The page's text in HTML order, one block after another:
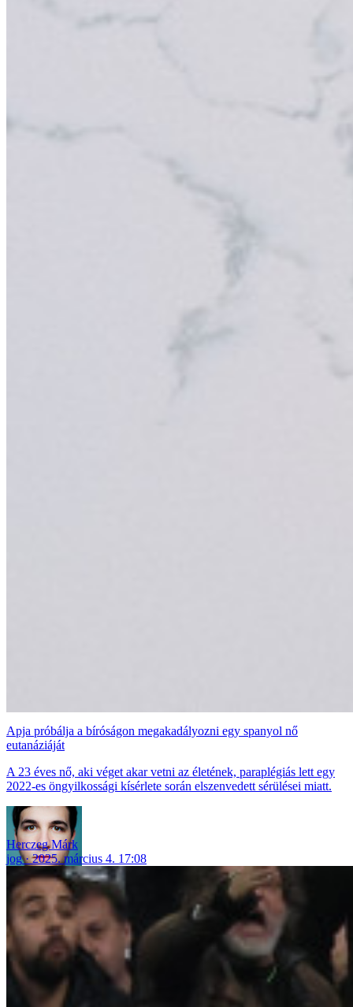
Apja próbálja a bíróságon megakadályozni egy spanyol nő
eutanáziáját
A 23 éves nő, aki véget akar vetni az életének, paraplégiás lett egy
2022-es öngyilkossági kísérlete során elszenvedett sérülései miatt.
Herczeg Márk
jog
2025. március 4. 17:08